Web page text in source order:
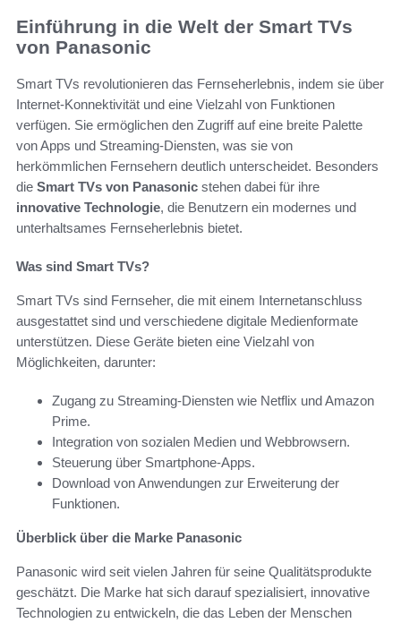
Einführung in die Welt der Smart TVs
von Panasonic
Smart TVs revolutionieren das Fernseherlebnis, indem sie über
Internet-Konnektivität und eine Vielzahl von Funktionen
verfügen. Sie ermöglichen den Zugriff auf eine breite Palette
von Apps und Streaming-Diensten, was sie von
herkömmlichen Fernsehern deutlich unterscheidet. Besonders
die Smart TVs von Panasonic stehen dabei für ihre
innovative Technologie, die Benutzern ein modernes und
unterhaltsames Fernseherlebnis bietet.
Was sind Smart TVs?
Smart TVs sind Fernseher, die mit einem Internetanschluss
ausgestattet sind und verschiedene digitale Medienformate
unterstützen. Diese Geräte bieten eine Vielzahl von
Möglichkeiten, darunter:
Zugang zu Streaming-Diensten wie Netflix und Amazon
Prime.
Integration von sozialen Medien und Webbrowsern.
Steuerung über Smartphone-Apps.
Download von Anwendungen zur Erweiterung der
Funktionen.
Überblick über die Marke Panasonic
Panasonic wird seit vielen Jahren für seine Qualitätsprodukte
geschätzt. Die Marke hat sich darauf spezialisiert, innovative
Technologien zu entwickeln, die das Leben der Menschen